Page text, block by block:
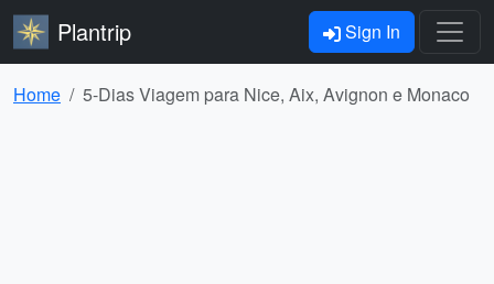
Plantrip Sign In
Home 5-Dias Viagem para Nice, Aix, Avignon e Monaco